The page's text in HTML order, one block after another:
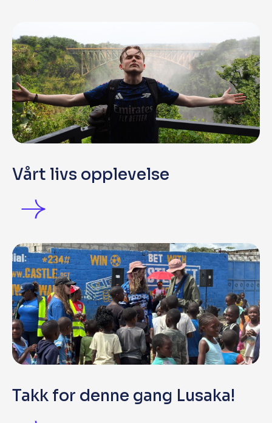
Vårt livs opplevelse
Takk for denne gang Lusaka!